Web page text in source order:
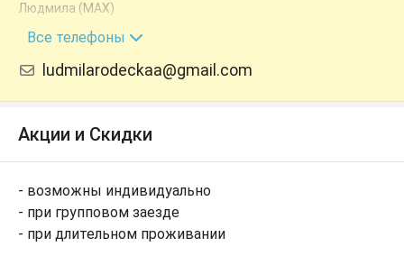
Людмила (MAX)
+7 (962) 003-17-77
Все телефоны
ludmilarodeckaa@gmail.com
Акции и Скидки
- возможны индивидуально
- при групповом заезде
- при длительном проживании